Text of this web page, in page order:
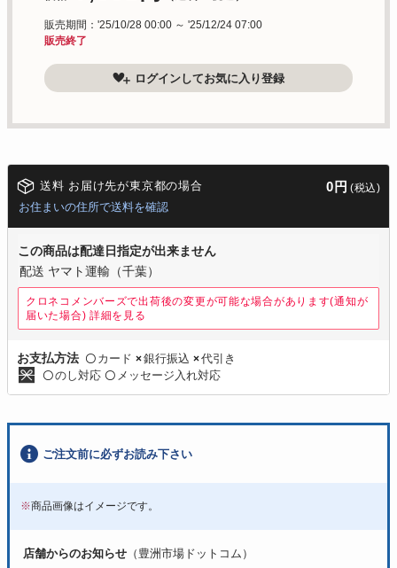
販売期間：'25/10/28 00:00 ～ '25/12/24 07:00
販売終了
ログインしてお気に入り登録
送料 お届け先が東京都の場合 0円 (税込)
お住まいの住所で送料を確認
この商品は配達日指定が出来ません
配送 ヤマト運輸（千葉）
クロネコメンバーズで出荷後の変更が可能な場合があります(通知が
届いた場合) 詳細を見る
お支払方法 〇 カード ×銀行振込 ×代引き
〇のし対応 〇 メッセージ入れ対応
ご注文前に必ずお読み下さい
※商品画像はイメージです。
店舗からのお知らせ （豊洲市場ドットコム）